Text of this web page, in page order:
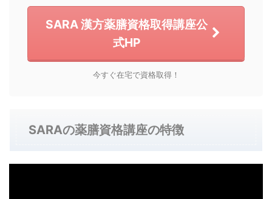
SARA 漢方薬膳資格取得講座公
式HP
今すぐ在宅で資格取得！
SARAの薬膳資格講座の特徴